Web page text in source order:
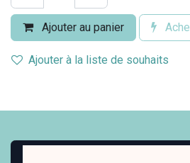
Ajouter au panier
Ajouter à la liste de souhaits